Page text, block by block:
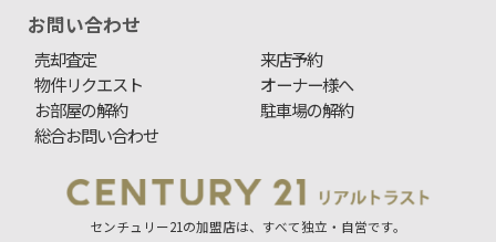
お問い合わせ
売却査定
来店予約
物件リクエスト
オーナー様へ
お部屋の解約
駐車場の解約
総合お問い合わせ
センチュリー21の加盟店は、すべて独立・自営です。